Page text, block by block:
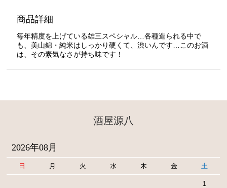
商品詳細
毎年精度を上げている雄三スペシャル…各種造られる中で
も、美山錦・純米はしっかり硬くて、渋いんです…このお酒
は、その素気なさが持ち味です！
酒屋源八
2026年08月
日 月 火 水 木 金 土
1